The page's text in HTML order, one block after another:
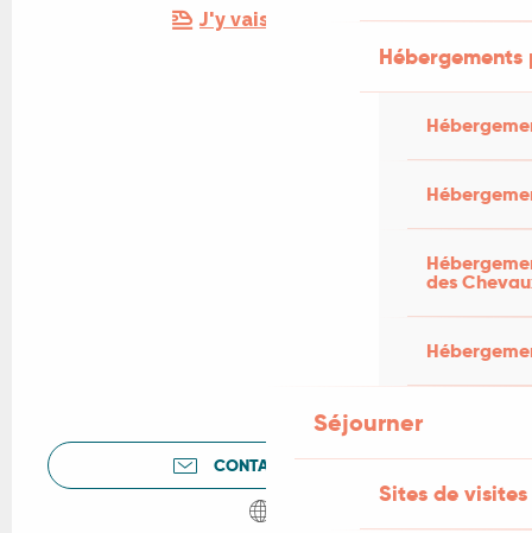
des
Séjourner
Sites de visites
J'y vais en train !
CONTACTEZ-NOUS